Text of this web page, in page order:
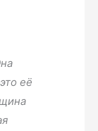
её